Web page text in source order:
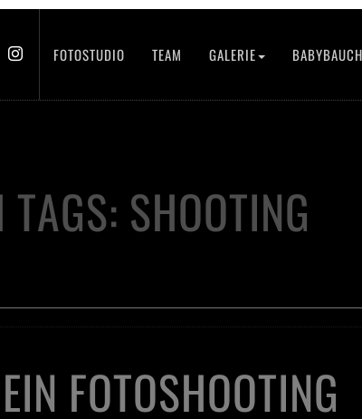
FOTOSTUDIO TEAM GALERIE BABYBAUCH
TAGS: SHOOTING
FOTOSHOOTING